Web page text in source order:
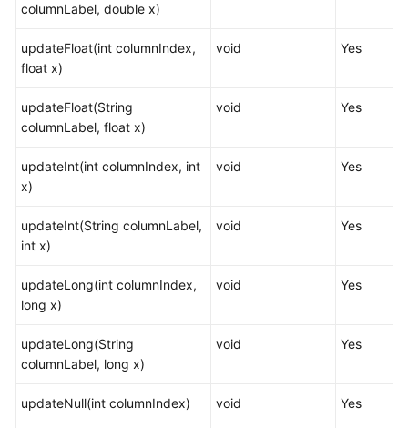
系
表
统
视
配
行
发
columnLabel, double x)
updateFloat(int columnIndex,
float x)
void Yes
updateFloat(String
columnLabel, float x)
void Yes
updateInt(int columnIndex, int
x)
void Yes
updateInt(String columnLabel,
int x)
void Yes
updateLong(int columnIndex,
long x)
void Yes
updateLong(String
columnLabel, long x)
void Yes
updateNull(int columnIndex) void Yes